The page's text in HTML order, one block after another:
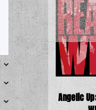
Angelic